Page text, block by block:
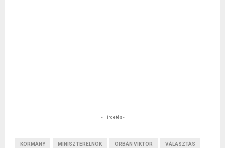
- Hirdetés -
KORMÁNY MINISZTERELNÖK ORBÁN VIKTOR VÁLASZTÁS